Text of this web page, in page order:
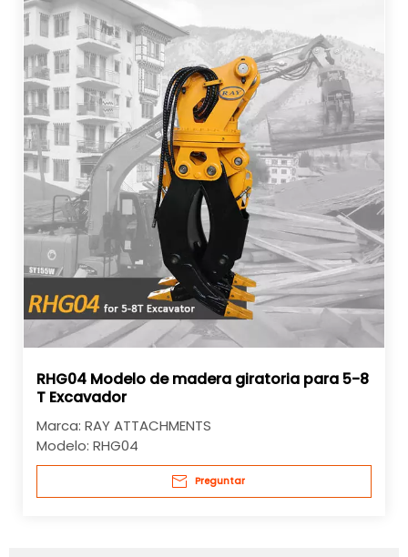
RHG04 Modelo de madera giratoria para 5-8
T Excavador
Marca: RAY ATTACHMENTS
Modelo: RHG04
Preguntar